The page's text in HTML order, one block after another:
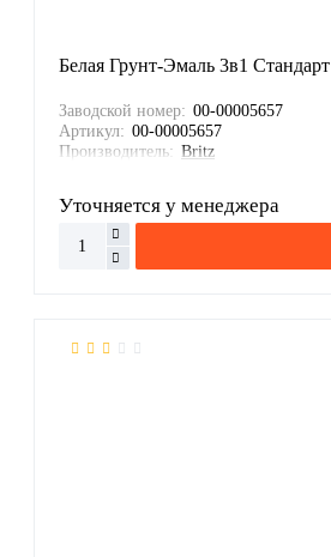
Белая Грунт-Эмаль 3в1
Заводской номер: 00-00005657
Артикул: 00-00005657
Производитель: Britz
Уточняется у менеджера